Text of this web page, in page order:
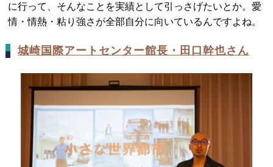
に行って、そんなことを実績として引っさげたいとか。愛
情・情熱・粘り強さが全部自分に向いているんですよね。
城崎国際アートセンター館長・田口幹也さん